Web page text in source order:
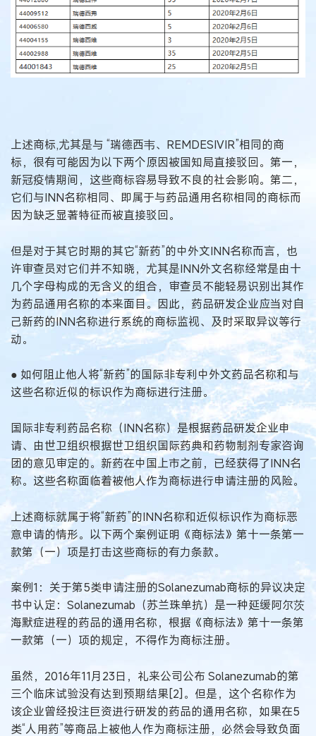
上述商标,尤其是与 “瑞德西韦、REMDESIVIR”相同的商
标，很有可能因为以下两个原因被国知局直接驳回。第一，
新冠疫情期间，这些商标容易导致不良的社会影响。第二，
它们与INN名称相同、即属于与药品通用名称相同的商标而
因为缺乏显著特征而被直接驳回。
但是对于其它时期的其它“新药”的中外文INN名称而言，也
许审查员对它们并不知晓，尤其是INN外文名称经常是由十
几个字母构成的无含义的组合，审查员不能轻易识别出其作
为药品通用名称的本来面目。因此，药品研发企业应当对自
己新药的INN名称进行系统的商标监视、及时采取异议等行
动。
● 如何阻止他人将“新药”的国际非专利中外文药品名称和与
这些名称近似的标识作为商标进行注册。
国际非专利药品名称（INN名称）是根据药品研发企业申
请、由世卫组织根据世卫组织国际药典和药物制剂专家咨询
团的意见审定的。新药在中国上市之前，已经获得了INN名
称。这些名称面临着被他人作为商标进行申请注册的风险。
上述商标就属于将“新药”的INN名称和近似标识作为商标恶
意申请的情形。以下两个案例证明《商标法》第十一条第一
款第（一）项是打击这些商标的有力条款。
案例1：关于第5类申请注册的Solanezumab商标的异议决定
书中认定：Solanezumab（苏兰珠单抗）是一种延缓阿尔茨
海默症进程的药品的通用名称，根据《商标法》第十一条第
一款第（一）项的规定，不得作为商标注册。
虽然，2016年11月23日，礼来公司公布 Solanezumab的第
三个临床试验没有达到预期结果[2]。但是，这个名称作为
该企业曾经投注巨资进行研发的药品的通用名称，如果在5
类“人用药”等商品上被他人作为商标注册，必然会导致负面